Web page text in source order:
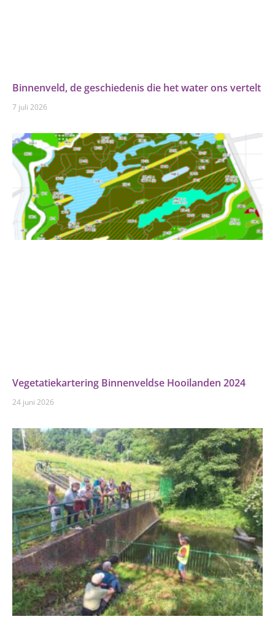
Binnenveld, de geschiedenis die het water ons vertelt
7 juli 2026
Vegetatiekartering Binnenveldse Hooilanden 2024
24 juni 2026